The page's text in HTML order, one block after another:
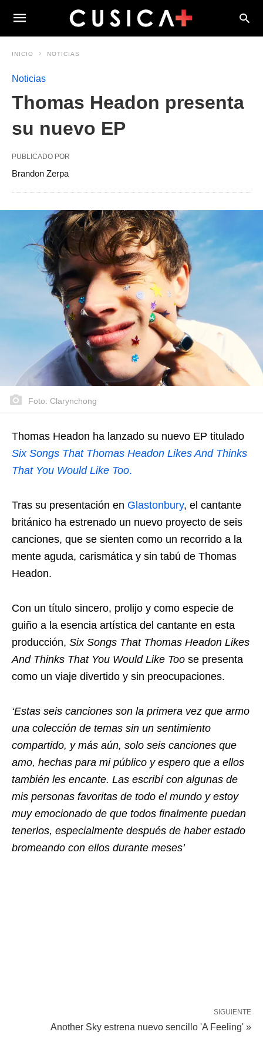
INICIO NOTICIAS
Noticias
Thomas Headon presenta
su nuevo EP
PUBLICADO POR
Brandon Zerpa
Foto: Clarynchong
Thomas Headon ha lanzado su nuevo EP titulado
Six Songs That Thomas Headon Likes And Thinks
That You Would Like Too.
Tras su presentación en Glastonbury, el cantante
británico ha estrenado un nuevo proyecto de seis
canciones, que se sienten como un recorrido a la
mente aguda, carismática y sin tabú de Thomas
Headon.
Con un título sincero, prolijo y como especie de
guiño a la esencia artística del cantante en esta
producción, Six Songs That Thomas Headon Likes
And Thinks That You Would Like Too se presenta
como un viaje divertido y sin preocupaciones.
‘Estas seis canciones son la primera vez que armo
una colección de temas sin un sentimiento
compartido, y más aún, solo seis canciones que
amo, hechas para mi público y espero que a ellos
también les encante. Las escribí con algunas de
mis personas favoritas de todo el mundo y estoy
muy emocionado de que todos finalmente puedan
tenerlos, especialmente después de haber estado
bromeando con ellos durante meses’
SIGUIENTE
Another Sky estrena nuevo sencillo 'A Feeling' »